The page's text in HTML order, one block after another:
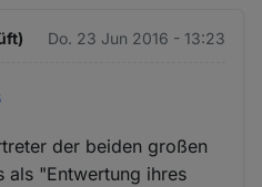
Do. 23 Jun 2016 - 13:23
der beiden großen
als "Entwertung ihres